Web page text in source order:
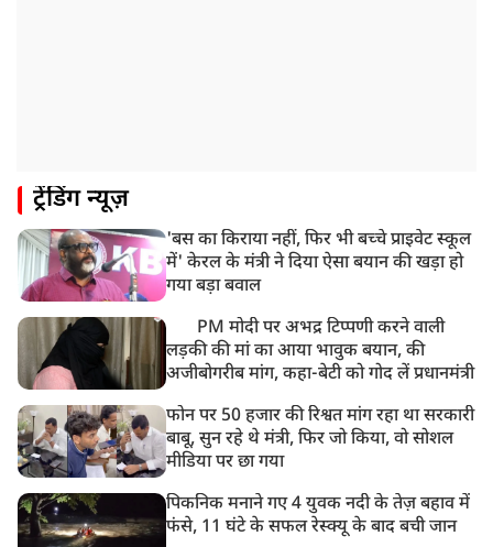
झारखंड: JPSC परीक्षा धांधली मामले में और पांच लोग गिरफ्तार,
8:55 AM
पाकिस्तान के कब्जे वाले जम्मू और कश्मीर (PoJK) में हिंसा को
लेकर ब्रिटेन में प्रदर्शन
ट्रेंडिंग न्यूज़
'बस का किराया नहीं, फिर भी बच्चे प्राइवेट स्कूल
में' केरल के मंत्री ने दिया ऐसा बयान की खड़ा हो
गया बड़ा बवाल
PM मोदी पर अभद्र टिप्पणी करने वाली
लड़की की मां का आया भावुक बयान, की
अजीबोगरीब मांग, कहा-बेटी को गोद लें प्रधानमंत्री
फोन पर 50 हजार की रिश्वत मांग रहा था सरकारी
बाबू, सुन रहे थे मंत्री, फिर जो किया, वो सोशल
मीडिया पर छा गया
पिकनिक मनाने गए 4 युवक नदी के तेज़ बहाव में
फंसे, 11 घंटे के सफल रेस्क्यू के बाद बची जान